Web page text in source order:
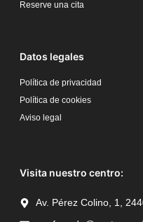
Reserve una cita
Datos legales
Política de privacidad
Política de cookies
Aviso legal
Visita nuestro centro:
Av. Pérez Colino, 1,